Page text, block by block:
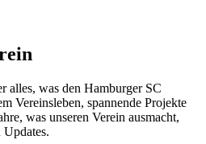
alles, was den Hamburger SC
Vereinsleben, spannende Projekte
was unseren Verein ausmacht,